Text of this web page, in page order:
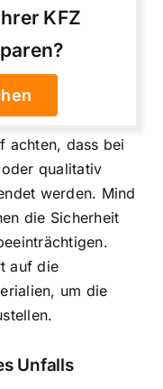
KFZ
achten, dass bei
qualitativ
werden. Mind
die Sicherheit
auf die
um die
Unfalls